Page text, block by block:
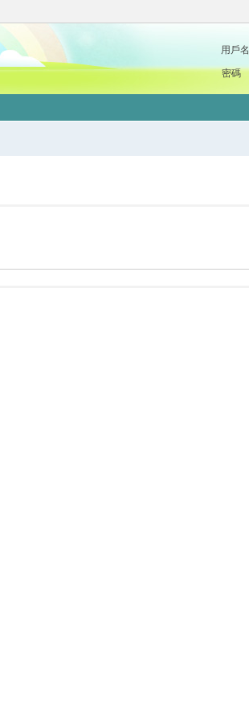
用戶名
密碼